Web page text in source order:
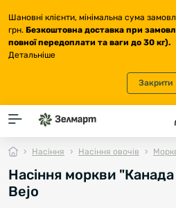
Шановні клієнти, мінімальна сума
грн. Безкоштовна доставка при
повної передоплати та ваги до 30 кг).
Детальніше
Закрити
Насіння Насіння овочів
Насіння моркви
Bejo